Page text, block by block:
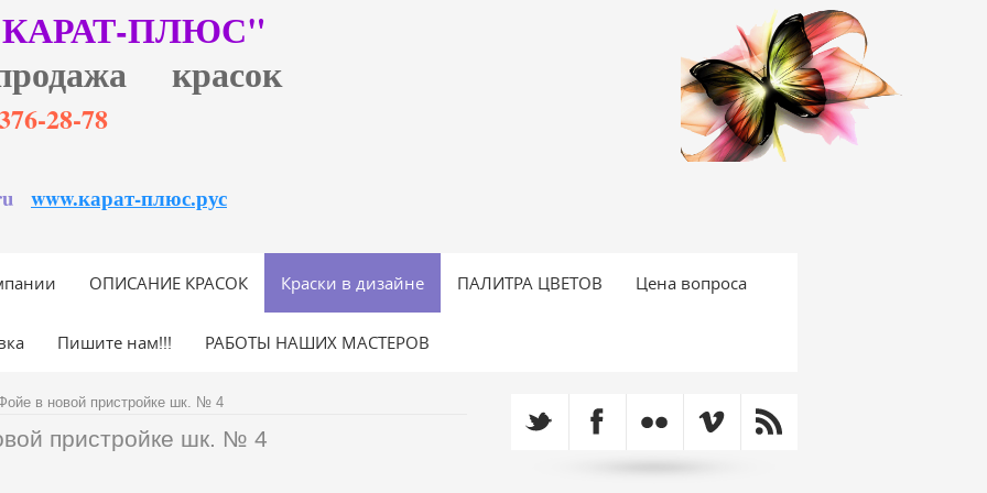
ПЛЮС"
красок
28-78
www.карат-плюс.рус
ОПИСАНИЕ КРАСОК Краски в дизайне ПАЛИТРА ЦВЕТОВ Цена вопроса
Пишите нам!!! РАБОТЫ НАШИХ МАСТЕРОВ
в новой пристройке шк. № 4
пристройке шк. № 4